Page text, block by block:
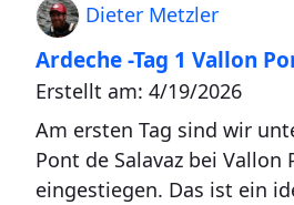
Dieter Metzler
Ardeche -Tag 1 Vallon
Erstellt am: 4/19/2026
Am ersten Tag sind wir
Pont de Salavaz bei Vallon
eingestiegen. Das ist ein